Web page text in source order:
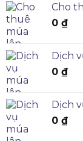
Cho
0 ₫
Dịch
0 ₫
Dịch
0 ₫